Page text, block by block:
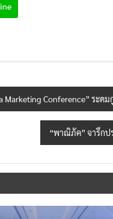
Marketing Conference” ระ
“พาณิภัค” จารึกป